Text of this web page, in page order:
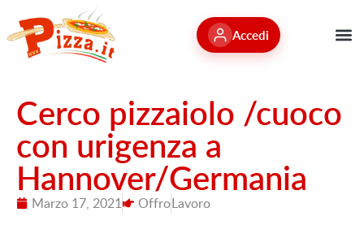
Accedi
Cerco pizzaiolo /cuoco
con urigenza a
Hannover/Germania
Marzo 17, 2021 OffroLavoro